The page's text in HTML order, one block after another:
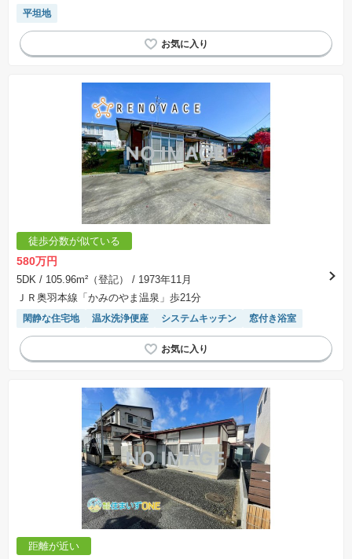
平坦地
徒歩分数が似ている
580万円
5DK / 105.96m²（登記）
/ 1973年11月
ＪＲ奥羽本線「かみのやま温泉」歩21分
閑静な住宅地 温水洗浄便座 システムキッチン 窓付き浴室
距離が近い